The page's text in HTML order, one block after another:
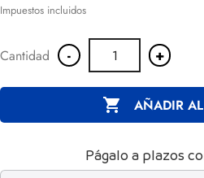
Impuestos incluidos
Cantidad - +
 AÑADIR
Págalo a plazos